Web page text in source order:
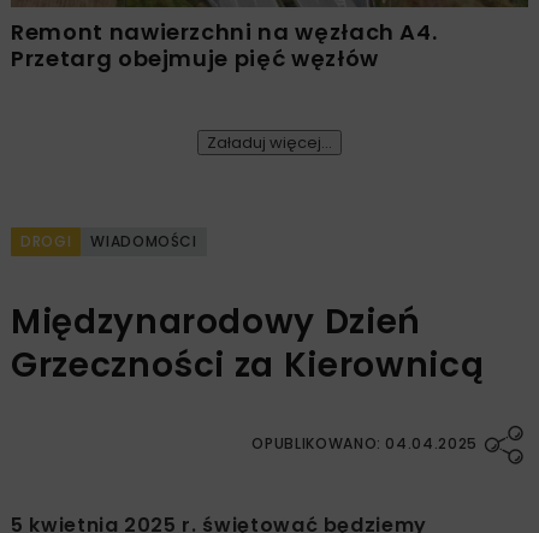
Remont nawierzchni na węzłach A4.
Przetarg obejmuje pięć węzłów
Załaduj więcej...
DROGI WIADOMOŚCI
Międzynarodowy Dzień
Grzeczności za Kierownicą
OPUBLIKOWANO: 04.04.2025
5 kwietnia 2025 r. świętować będziemy